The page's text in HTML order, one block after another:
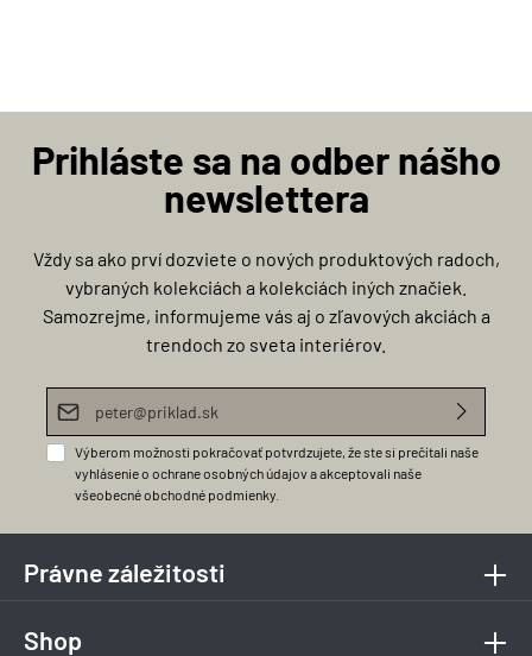
Prihláste sa na odber nášho
newslettera
Vždy sa ako prví dozviete o nových produktových radoch,
vybraných kolekciách a kolekciách iných značiek.
Samozrejme, informujeme vás aj o zľavových akciách a
trendoch zo sveta interiérov.
E-mailová adresa*
Výberom možnosti pokračovať potvrdzujete, že ste si prečítali naše
vyhlásenie o ochrane osobných údajova akceptovali naše
všeobecné obchodné podmienky
Právne záležitosti
Shop